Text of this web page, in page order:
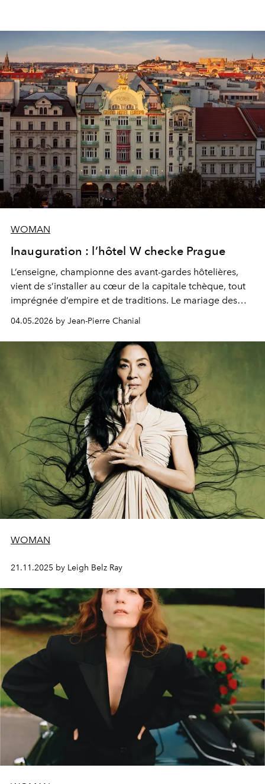
WOMAN
Inauguration : l’hôtel W checke Prague
L’enseigne, championne des avant-gardes hôtelières,
vient de s’installer au cœur de la capitale tchèque, tout
imprégnée d’empire et de traditions. Le mariage des
04.05.2026 by Jean-Pierre Chanial
WOMAN
21.11.2025 by Leigh Belz Ray